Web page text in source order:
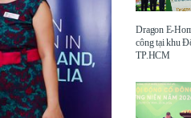
Dragon E-
công tại khu
TP.HCM